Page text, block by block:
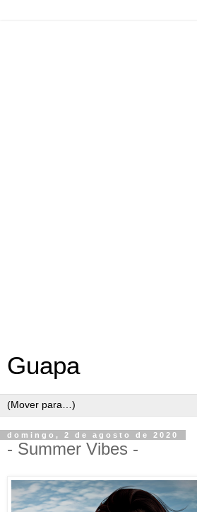
Guapa
domingo, 2 de agosto de 2020
- Summer Vibes -